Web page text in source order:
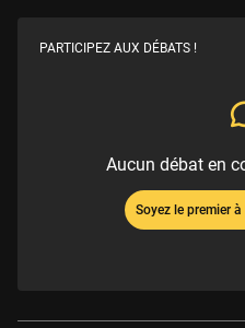
PARTICIPEZ AUX DÉBATS !
Aucun débat en
Soyez le premier